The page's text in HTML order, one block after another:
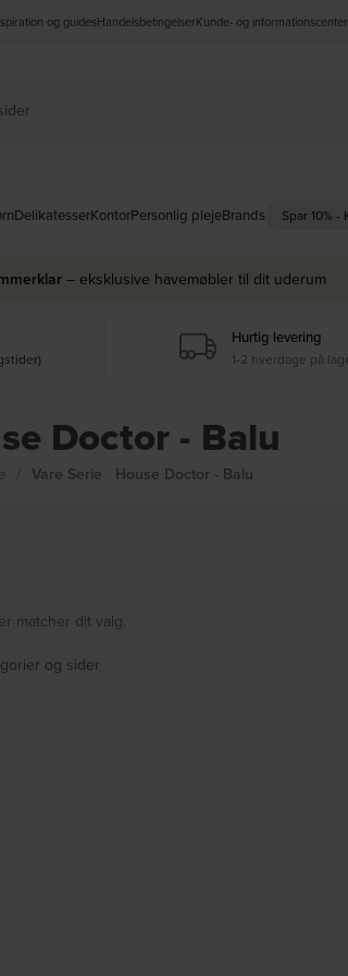
og guidesHandelsbetingelserKunde- og informationscenter
DelikatesserKontorPersonlig plejeBrands Spar 10%
– eksklusive havemøbler til dit uderum
Hurtig levering
1-2 hverdage på
Doctor - Balu
Vare Serie House Doctor - Balu
matcher dit valg.